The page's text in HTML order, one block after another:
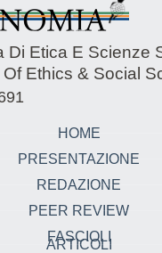
Di Etica E Scienze
Ethics & Social
HOME
PRESENTAZIONE
REDAZIONE
PEER REVIEW
FASCIOLI
ARTICOLI